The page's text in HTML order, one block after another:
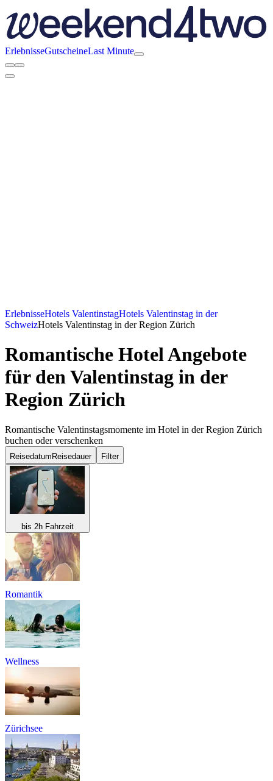
ErlebnisseGutscheineLast Minute
ErlebnisseHotels ValentinstagHotels Valentinstag in der
SchweizHotels Valentinstag in der Region Zürich
Romantische Hotel Angebote
für den Valentinstag in der
Region Zürich
Romantische Valentinstagsmomente im Hotel in der Region Zürich
buchen oder verschenken
Reisedatum Reisedauer Filter
bis 2h Fahrzeit
Romantik
Wellness
Zürichsee